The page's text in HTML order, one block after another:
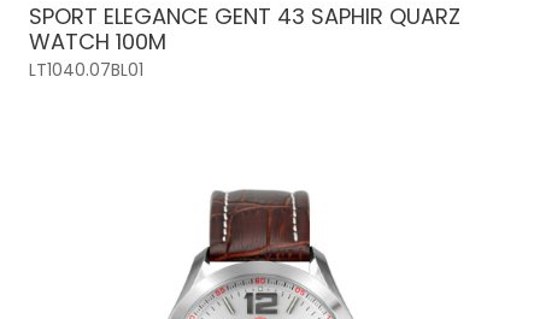
SPORT ELEGANCE GENT 43 SAPHIR QUARZ
WATCH 100M
LT1040.07BL01